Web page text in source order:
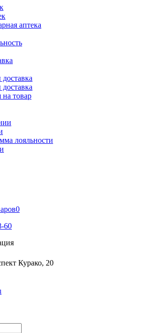
аптека
на товар
лояльности
0
60
Курако, 20